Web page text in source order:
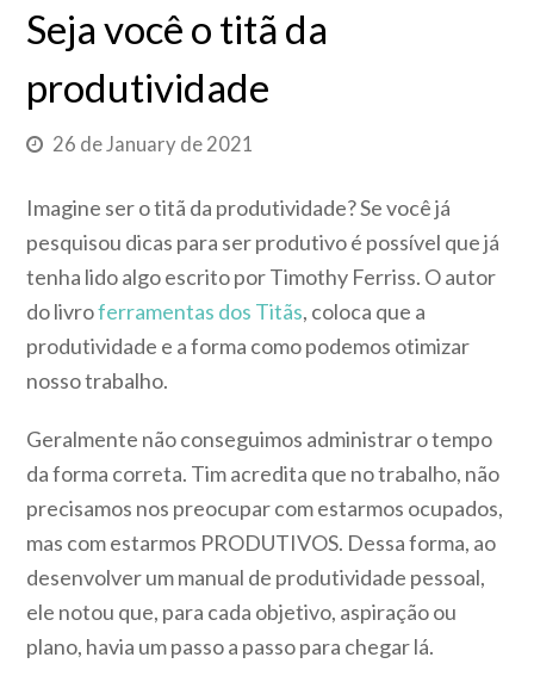
Seja você o titã da
produtividade
26 de January de 2021
Imagine ser o titã da produtividade? Se você já
pesquisou dicas para ser produtivo é possível que já
tenha lido algo escrito por Timothy Ferriss. O autor
do livroferramentas dos Titãs, coloca que a
produtividade e a forma como podemos otimizar
nosso trabalho.
Geralmente não conseguimos administrar o tempo
da forma correta. Tim acredita que no trabalho, não
precisamos nos preocupar com estarmos ocupados,
mas com estarmos PRODUTIVOS. Dessa forma, ao
desenvolver um manual de produtividade pessoal,
ele notou que, para cada objetivo, aspiração ou
plano, havia um passo a passo para chegar lá.